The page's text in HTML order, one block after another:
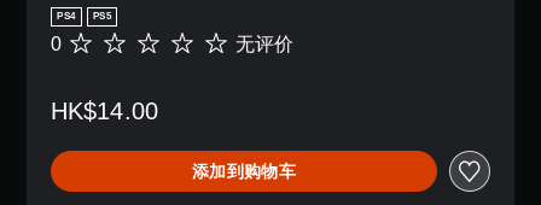
PS4 PS5
无
0 无评价
HK$14.00
添加到购物车